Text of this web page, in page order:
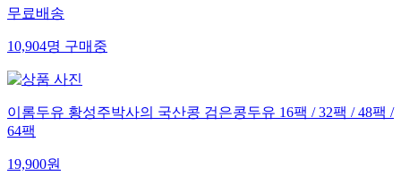
무료배송
10,904명구매중
이롬두유 황성주박사의 국산콩 검은콩두유 16팩 / 32팩 / 48팩 /
64팩
19,900원